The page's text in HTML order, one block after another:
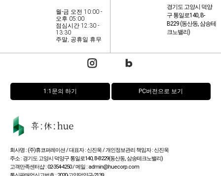
월-금 오전 10:00 -
오후 05:00
점심시간 12:30 -
13:30
주말, 공휴일 휴무
경기도 고양시 덕양
구 통일로140, B-
B229 (동산동, 삼송테
크노밸리)
1:1문의 하기 PC버전으로 보기
회사명 : (주)휴코퍼레이션 / 대표자 : 신진욱 / 개인정보관리 책임자 : 신진욱
주소 : 경기도 고양시 덕양구 통일로140, B-B229(동산동, 삼송테크노밸리)
고객만족센터샵 : 02-354-4250 / 메일 : admin@huecorp.com